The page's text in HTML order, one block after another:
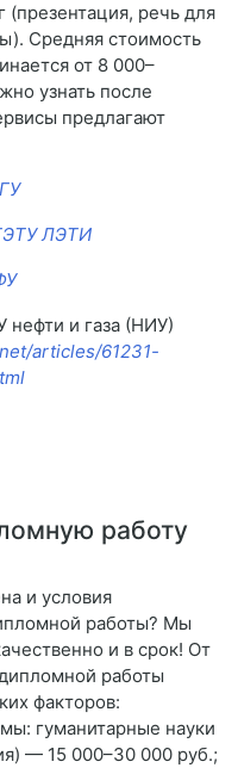
речь для
Средняя стоимость
от 8 000–
узнать после
предлагают
ЛЭТИ
нефти и газа (НИУ)
articles/61231-
работу
и условия
работы? Мы
и в срок! От
работы
факторов:
гуманитарные науки
— 15 000–30 000 руб.;